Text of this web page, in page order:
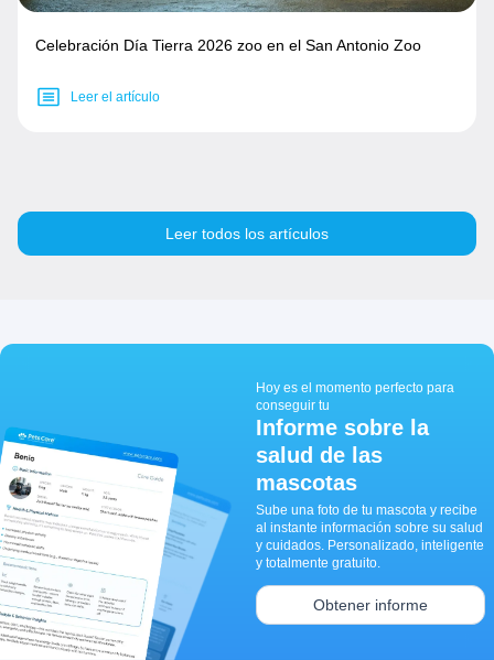
Celebración Día Tierra 2026 zoo en el San Antonio Zoo
Leer el artículo
Leer todos los artículos
Hoy es el momento perfecto para
conseguir tu
Informe sobre la
salud de las
mascotas
Sube una foto de tu mascota y recibe
al instante información sobre su salud
y cuidados. Personalizado, inteligente
y totalmente gratuito.
Obtener informe